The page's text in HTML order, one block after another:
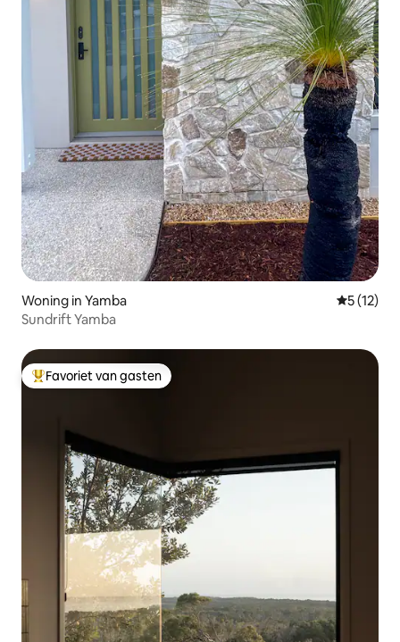
Woning in Yamba
5 (12)
Sundrift Yamba
Topfavoriet van gasten
Favoriet van gasten